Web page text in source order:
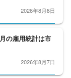
2026年8月8日
の雇用統計は市
2026年8月7日